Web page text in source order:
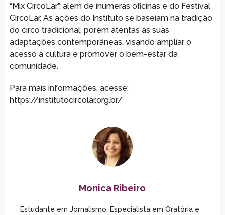
“Mix CircoLar”, além de inúmeras oficinas e do Festival
CircoLar. As ações do Instituto se baseiam na tradição
do circo tradicional, porém atentas às suas
adaptações contemporâneas, visando ampliar o
acesso à cultura e promover o bem-estar da
comunidade.
Para mais informações, acesse:
https://institutocircolar.org.br/
Monica Ribeiro
Estudante em Jornalismo, Especialista em Oratória e